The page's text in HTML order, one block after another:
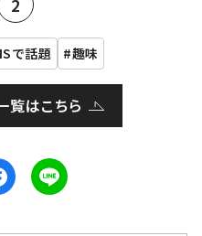
2
で話題 趣味
覧はこちら